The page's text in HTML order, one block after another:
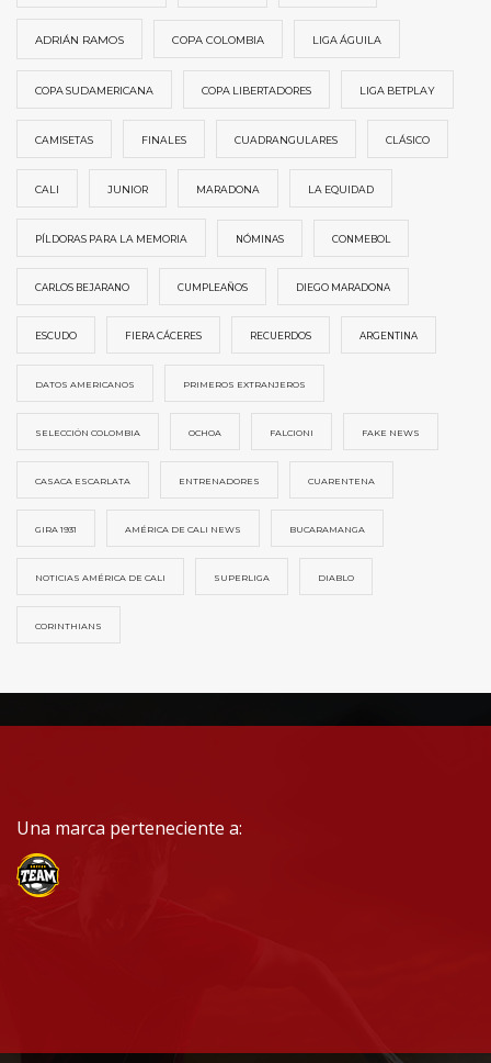
ADRIÁN RAMOS COPA COLOMBIA LIGA ÁGUILA
COPA SUDAMERICANA COPA LIBERTADORES LIGA BETPLAY
CAMISETAS FINALES CUADRANGULARES CLÁSICO
CALI JUNIOR MARADONA LA EQUIDAD
PÍLDORAS PARA LA MEMORIA NÓMINAS CONMEBOL
CARLOS BEJARANO CUMPLEAÑOS DIEGO MARADONA
ESCUDO FIERA CÁCERES RECUERDOS ARGENTINA
DATOS AMERICANOS PRIMEROS EXTRANJEROS
SELECCIÓN COLOMBIA OCHOA FALCIONI FAKE NEWS
CASACA ESCARLATA ENTRENADORES CUARENTENA
GIRA 1931 AMÉRICA DE CALI NEWS BUCARAMANGA
NOTICIAS AMÉRICA DE CALI SUPERLIGA DIABLO
CORINTHIANS
Una marca perteneciente a: